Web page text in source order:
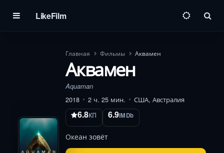
LikeFilm
Главная Фильмы Аквамен
Аквамен
Aquaman
2018
2 ч. 25 мин. США, Австралия
6.8КП 6.9IMDb
Океан зовёт